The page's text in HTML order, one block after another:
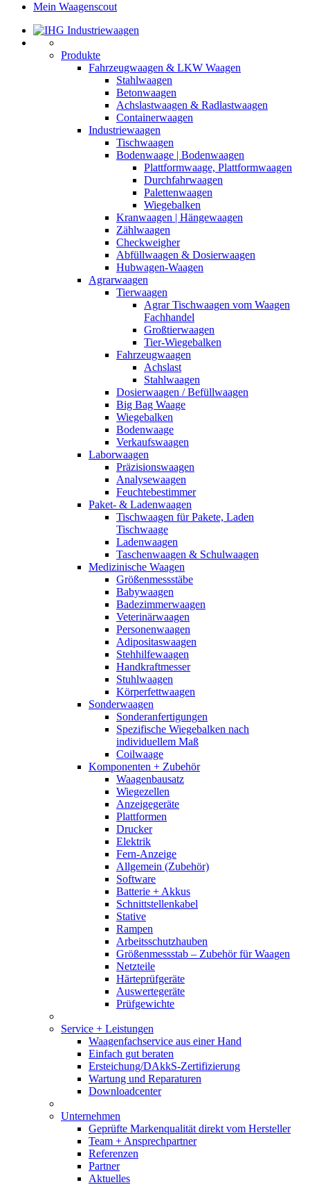
Mein Waagenscout
Produkte
Fahrzeugwaagen & LKW Waagen
Stahlwaagen
Betonwaagen
Achslastwaagen & Radlastwaagen
Containerwaagen
Industriewaagen
Tischwaagen
Bodenwaage | Bodenwaagen
Plattformwaage, Plattformwaagen
Durchfahrwaagen
Palettenwaagen
Wiegebalken
Kranwaagen | Hängewaagen
Zählwaagen
Checkweigher
Abfüllwaagen & Dosierwaagen
Hubwagen-Waagen
Agrarwaagen
Tierwaagen
Agrar Tischwaagen vom Waagen
Fachhandel
Großtierwaagen
Tier-Wiegebalken
Fahrzeugwaagen
Achslast
Stahlwaagen
Dosierwaagen / Befüllwaagen
Big Bag Waage
Wiegebalken
Bodenwaage
Verkaufswaagen
Laborwaagen
Präzisionswaagen
Analysewaagen
Feuchtebestimmer
Paket- & Ladenwaagen
Tischwaagen für Pakete, Laden
Tischwaage
Ladenwaagen
Taschenwaagen & Schulwaagen
Medizinische Waagen
Größenmessstäbe
Babywaagen
Badezimmerwaagen
Veterinärwaagen
Personenwaagen
Adipositaswaagen
Stehhilfewaagen
Handkraftmesser
Stuhlwaagen
Körperfettwaagen
Sonderwaagen
Sonderanfertigungen
Spezifische Wiegebalken nach
individuellem Maß
Coilwaage
Komponenten + Zubehör
Waagenbausatz
Wiegezellen
Anzeigegeräte
Plattformen
Drucker
Elektrik
Fern-Anzeige
Allgemein (Zubehör)
Software
Batterie + Akkus
Schnittstellenkabel
Stative
Rampen
Arbeitsschutzhauben
Größenmessstab – Zubehör für Waagen
Netzteile
Härteprüfgeräte
Auswertegeräte
Prüfgewichte
Service + Leistungen
Waagenfachservice aus einer Hand
Einfach gut beraten
Ersteichung/DAkkS-Zertifizierung
Wartung und Reparaturen
Downloadcenter
Unternehmen
Geprüfte Markenqualität direkt vom Hersteller
Team + Ansprechpartner
Referenzen
Partner
Aktuelles